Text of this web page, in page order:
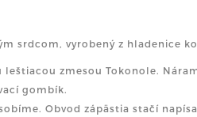
srdcom, vyrobený z hladenice
zmesou Tokonole.
gombík.
Obvod zápästia stačí